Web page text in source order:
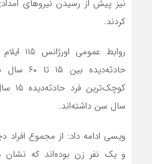
نیز پیش از رسیدن نیروهای
کردند.
روابط
حادثه‌دیده
سال سن داشته‌اند.
و یک نفر زن بوده‌اند که